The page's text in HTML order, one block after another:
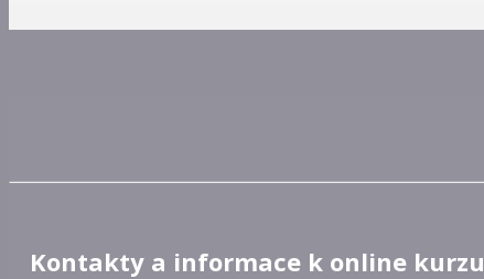
Kontakty a informace k online kurzu